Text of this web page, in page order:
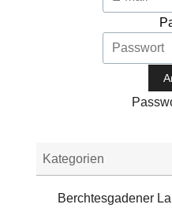
Kategorien
Berchtesgadener